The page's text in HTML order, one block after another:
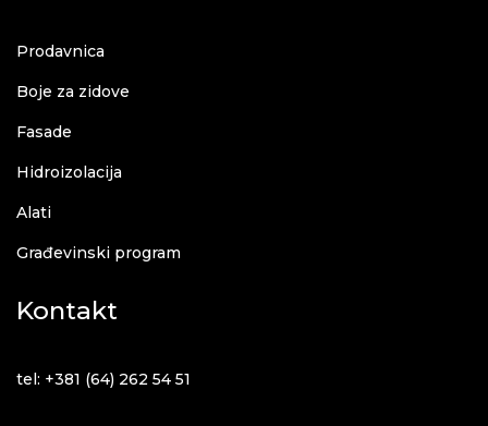
Prodavnica
Boje za zidove
Fasade
Hidroizolacija
Alati
Građevinski program
Kontakt
tel: +381 (64) 262 54 51